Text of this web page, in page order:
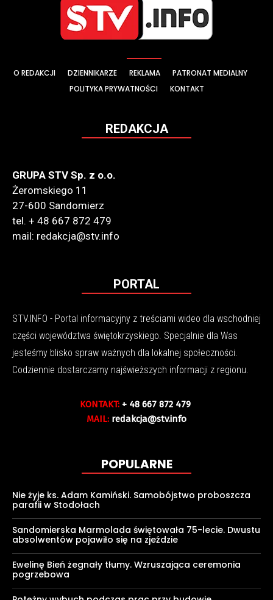
O REDAKCJI DZIENNIKARZE REKLAMA
PATRONAT MEDIALNY
POLITYKA PRYWATNOŚCI
KONTAKT
REDAKCJA
GRUPA STV Sp. z o.o.
Żeromskiego 11
27-600 Sandomierz
tel. + 48 667 872 479
mail: redakcja@stv.info
PORTAL
STV.INFO - Portal informacyjny z treściami wideo dla wschodniej
części województwa świętokrzyskiego. Specjalnie dla Was
jesteśmy blisko spraw ważnych dla lokalnej społeczności.
Codziennie dostarczamy najświeższych informacji z regionu.
KONTAKT: + 48 667 872 479
MAIL: redakcja@stv.info
POPULARNE
Nie żyje ks. Adam Kamiński. Samobójstwo proboszcza
parafii w Stodołach
Sandomierska Marmolada świętowała 75-lecie. Dwustu
absolwentów pojawiło się na zjeździe
Ewelinę Bień żegnały tłumy. Wzruszająca ceremonia
pogrzebowa